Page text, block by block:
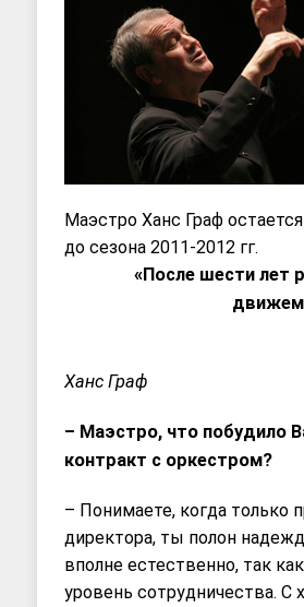
Маэстро Ханс Граф
до сезона 2011-2012 гг.
«После шести лет
Ханс Граф
– Маэстро, что побудило
контракт с оркестром?
– Понимаете, когда только
директора, ты полон
вполне естественно, так
уровень сотрудничества.